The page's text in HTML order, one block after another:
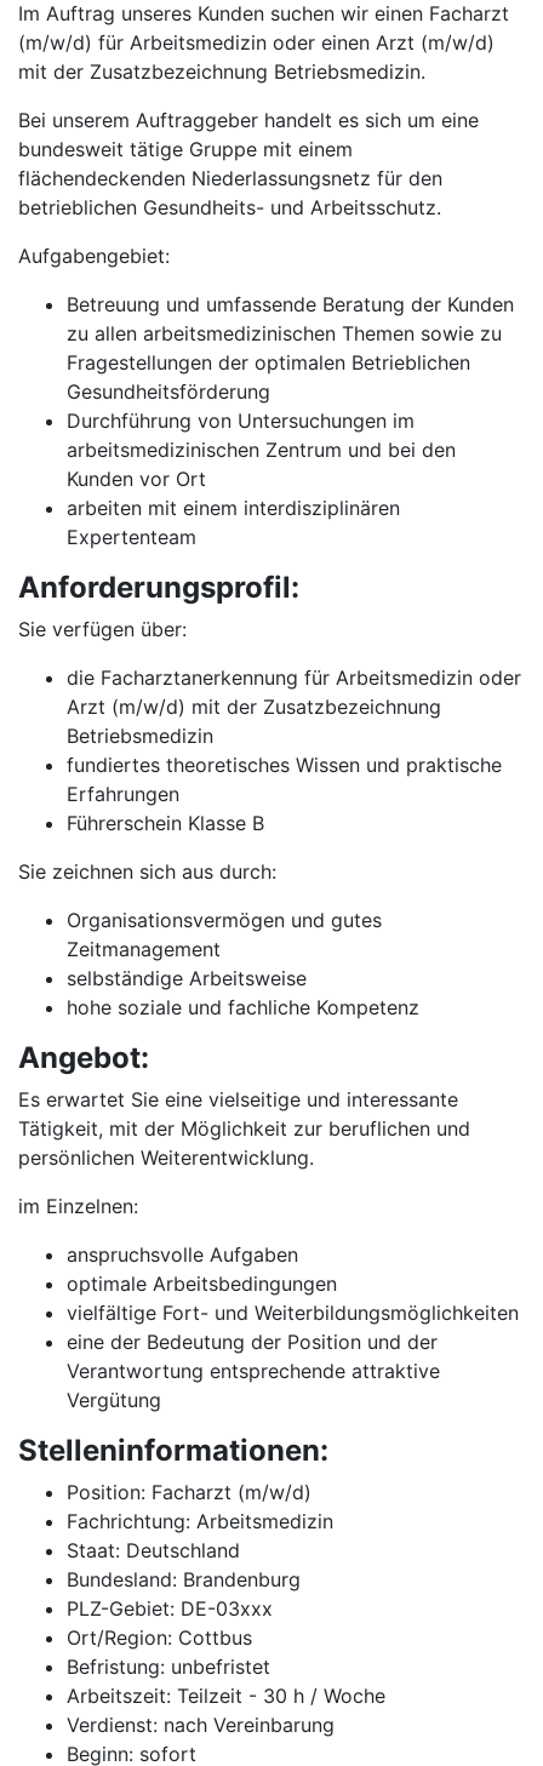
Im Auftrag unseres Kunden suchen wir einen Facharzt
(m/w/d) für Arbeitsmedizin oder einen Arzt (m/w/d)
mit der Zusatzbezeichnung Betriebsmedizin.
Bei unserem Auftraggeber handelt es sich um eine
bundesweit tätige Gruppe mit einem
flächendeckenden Niederlassungsnetz für den
betrieblichen Gesundheits- und Arbeitsschutz.
Aufgabengebiet:
Betreuung und umfassende Beratung der Kunden
zu allen arbeitsmedizinischen Themen sowie zu
Fragestellungen der optimalen Betrieblichen
Gesundheitsförderung
Durchführung von Untersuchungen im
arbeitsmedizinischen Zentrum und bei den
Kunden vor Ort
arbeiten mit einem interdisziplinären
Expertenteam
Anforderungsprofil:
Sie verfügen über:
die Facharztanerkennung für Arbeitsmedizin oder
Arzt (m/w/d) mit der Zusatzbezeichnung
Betriebsmedizin
fundiertes theoretisches Wissen und praktische
Erfahrungen
Führerschein Klasse B
Sie zeichnen sich aus durch:
Organisationsvermögen und gutes
Zeitmanagement
selbständige Arbeitsweise
hohe soziale und fachliche Kompetenz
Angebot:
Es erwartet Sie eine vielseitige und interessante
Tätigkeit, mit der Möglichkeit zur beruflichen und
persönlichen Weiterentwicklung.
im Einzelnen:
anspruchsvolle Aufgaben
optimale Arbeitsbedingungen
vielfältige Fort- und Weiterbildungsmöglichkeiten
eine der Bedeutung der Position und der
Verantwortung entsprechende attraktive
Vergütung
Stelleninformationen:
Position: Facharzt (m/w/d)
Fachrichtung: Arbeitsmedizin
Staat: Deutschland
Bundesland: Brandenburg
PLZ-Gebiet: DE-03xxx
Ort/Region: Cottbus
Befristung: unbefristet
Arbeitszeit: Teilzeit - 30 h / Woche
Verdienst: nach Vereinbarung
Beginn: sofort